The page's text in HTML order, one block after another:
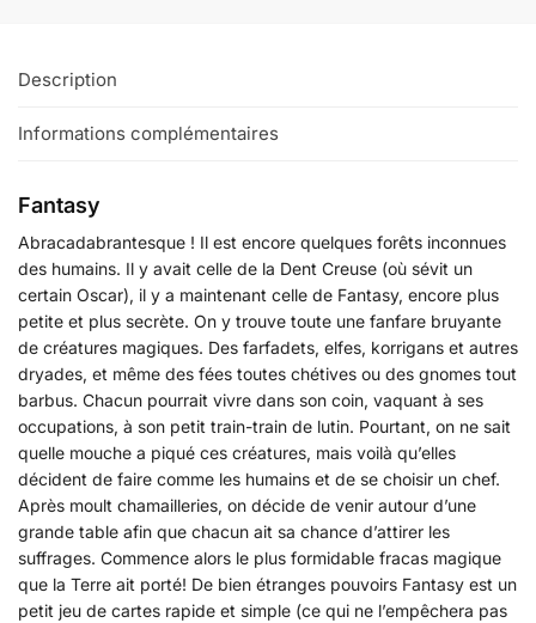
Description
Informations complémentaires
Fantasy
Abracadabrantesque ! Il est encore quelques forêts inconnues
des humains. Il y avait celle de la Dent Creuse (où sévit un
certain Oscar), il y a maintenant celle de Fantasy, encore plus
petite et plus secrète. On y trouve toute une fanfare bruyante
de créatures magiques. Des farfadets, elfes, korrigans et autres
dryades, et même des fées toutes chétives ou des gnomes tout
barbus. Chacun pourrait vivre dans son coin, vaquant à ses
occupations, à son petit train-train de lutin. Pourtant, on ne sait
quelle mouche a piqué ces créatures, mais voilà qu’elles
décident de faire comme les humains et de se choisir un chef.
Après moult chamailleries, on décide de venir autour d’une
grande table afin que chacun ait sa chance d’attirer les
suffrages. Commence alors le plus formidable fracas magique
que la Terre ait porté! De bien étranges pouvoirs Fantasy est un
petit jeu de cartes rapide et simple (ce qui ne l’empêchera pas